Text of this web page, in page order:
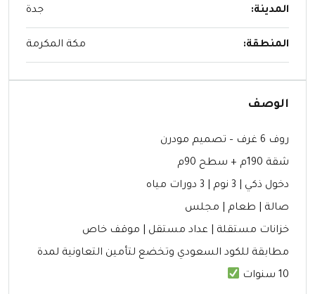
المدينة: جدة
المنطقة: مكة المكرمة
الوصف
روف 6 غرف – تصميم مودرن
شقة 190م + سطح 90م
دخول ذكي | 3 نوم | 3 دورات مياه
صالة | طعام | مجلس
خزانات مستقلة | عداد مستقل | موقف خاص
مطابقة للكود السعودي وتخضع لتأمين التعاونية لمدة
10 سنوات